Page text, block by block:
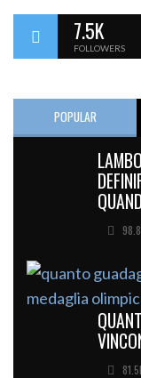
7.5K
FOLLOWERS
POPULAR